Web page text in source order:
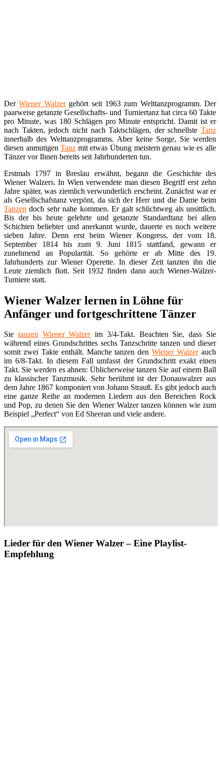
DerWiener Walzergehört seit 1963 zum Welttanzprogramm. Der
paarweise getanzte Gesellschafts- und Turniertanz hat circa 60 Takte
pro Minute, was 180 Schlägen pro Minute entspricht. Damit ist er
nach Takten, jedoch nicht nach Taktschlägen, der schnellste Tanz
innerhalb des Welttanzprogramms. Aber keine Sorge, Sie werden
diesen anmutigenTanz mit etwas Übung meistern genau wie es alle
Tänzer vor Ihnen bereits seit Jahrhunderten tun.
Erstmals 1797 in Breslau erwähnt, begann die Geschichte des
Wiener Walzers. In Wien verwendete man diesen Begriff erst zehn
Jahre später, was ziemlich verwunderlich erscheint. Zunächst war er
als Gesellschafstanz verpönt, da sich der Herr und die Dame beim
Tanzen doch sehr nahe kommen. Er galt schlichtweg als unsittlich.
Bis der bis heute gelehrte und getanzte Standardtanz bei allen
Schichten beliebter und anerkannt wurde, dauerte es noch weitere
sieben Jahre. Denn erst beim Wiener Kongress, der vom 18.
September 1814 bis zum 9. Juni 1815 stattfand, gewann er
zunehmend an Popularität. So gehörte er ab Mitte des 19.
Jahrhunderts zur Wiener Operette. In dieser Zeit tanzten ihn die
Leute ziemlich flott. Seit 1932 finden dann auch Wiener-Walzer-
Turniere statt.
Wiener Walzer lernen in Löhne für
Anfänger und fortgeschrittene Tänzer
Sie tanzen Wiener Walzerim 3/4-Takt. Beachten Sie, dass Sie
während eines Grundschrittes sechs Tanzschritte tanzen und dieser
somit zwei Takte enthält. Manche tanzen denWiener Walzerauch
im 6/8-Takt. In diesem Fall umfasst der Grundschritt exakt einen
Takt. Sie werden es ahnen: Üblicherweise tanzen Sie auf einem Ball
zu klassischer Tanzmusik. Sehr berühmt ist der Donauwalzer aus
dem Jahre 1867 komponiert von Johann Strauß. Es gibt jedoch auch
eine ganze Reihe an modernen Liedern aus den Bereichen Rock
und Pop, zu denen Sie den Wiener Walzer tanzen können wie zum
Beispiel „Perfect“ von Ed Sheeran und viele andere.
Lieder für den Wiener Walzer – Eine Playlist-
Empfehlung